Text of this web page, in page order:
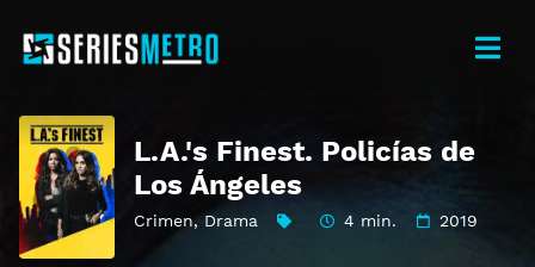
L.A.'s Finest. Policías de
Los Ángeles
Crimen, Drama 4 min. 2019